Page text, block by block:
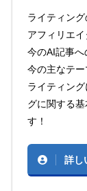
ライティン
アフィリエ
今のAI記事へ
今の主なテ
ライティン
グに関する
す！
詳し